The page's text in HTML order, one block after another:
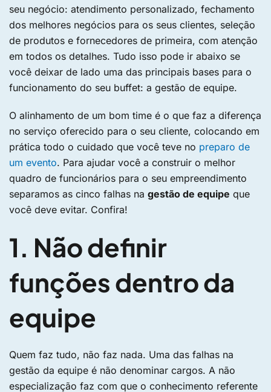
seu negócio: atendimento personalizado, fechamento
dos melhores negócios para os seus clientes, seleção
de produtos e fornecedores de primeira, com atenção
em todos os detalhes. Tudo isso pode ir abaixo se
você deixar de lado uma das principais bases para o
funcionamento do seu buffet: a gestão de equipe.
O alinhamento de um bom time é o que faz a diferença
no serviço oferecido para o seu cliente, colocando em
prática todo o cuidado que você teve no preparo de
um evento. Para ajudar você a construir o melhor
quadro de funcionários para o seu empreendimento
separamos as cinco falhas na gestão de equipe que
você deve evitar. Confira!
1. Não definir
funções dentro da
equipe
Quem faz tudo, não faz nada. Uma das falhas na
gestão da equipe é não denominar cargos. A não
especialização faz com que o conhecimento referente